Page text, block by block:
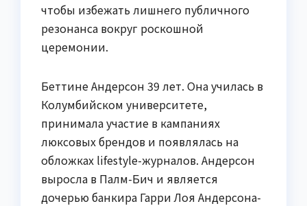
чтобы избежать лишнего публичного
резонанса вокруг роскошной
церемонии.
Беттине Андерсон 39 лет. Она училась в
Колумбийском университете,
принимала участие в кампаниях
люксовых брендов и появлялась на
обложках lifestyle-журналов. Андерсон
выросла в Палм-Бич и является
дочерью банкира Гарри Лоя Андерсона-